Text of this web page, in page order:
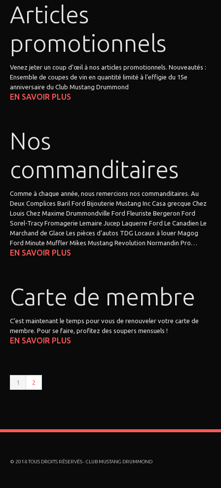
Articles
promotionnels
Venez jeter un coup d’œil à nos articles promotionnels. Nouveautés :
Ensemble de coupes de vin en quantité limité à l'effigie du 15e
anniversaire du Club Mustang Drummond
EN SAVOIR PLUS
Nos
commanditaires
Comme à chaque année, nous remercions nos commanditaires. Au
Deux Complices Baril Ford Bijouterie Mustang Inc Casa grecque Chez
Louis Chez Maxime Drummondville Ford Fleuriste Bergeron Ford
Sorel-Tracy Fromagerie Lemaire Jucep Laquerre Ford Le Canadien Le
Marchand de Glace Les pièces d’autos TDG Locaux à louer Magog
Ford Minute Muffler Mikes Mustang Revolution Normandin Pro…
EN SAVOIR PLUS
Carte de membre
C’est maintenant le temps pour vous de renouveler votre carte de
membre. Pour se faire, profitez des soupers mensuels !
EN SAVOIR PLUS
1 2
© 2018 TOUS DROITS RÉSERVÉS - CLUB MUSTANG DRUMMOND